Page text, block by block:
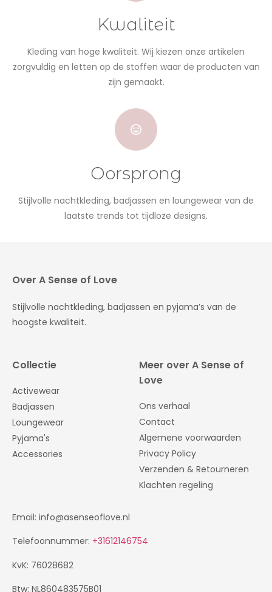
Kwaliteit
Kleding van hoge kwaliteit. Wij kiezen onze artikelen
zorgvuldig en letten op de stoffen waar de producten van
zijn gemaakt.
Oorsprong
Stijlvolle nachtkleding, badjassen en loungewear van de
laatste trends tot tijdloze designs.
Over A Sense of Love
Stijlvolle nachtkleding, badjassen en pyjama’s van de
hoogste kwaliteit.
Collectie
Activewear
Badjassen
Loungewear
Pyjama's
Accessories
Meer over A Sense of
Love
Ons verhaal
Contact
Algemene voorwaarden
Privacy Policy
Verzenden & Retourneren
Klachten regeling
Email: info@asenseoflove.nl
Telefoonnummer: +31612146754
KvK: 76028682
Btw: NL860483575B01